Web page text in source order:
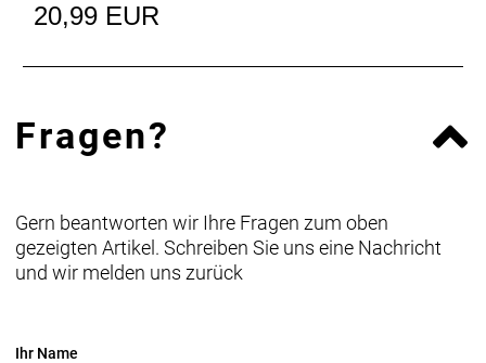
20,99 EUR
Fragen?
Gern beantworten wir Ihre Fragen zum oben
gezeigten Artikel. Schreiben Sie uns eine Nachricht
und wir melden uns zurück
Ihr Name